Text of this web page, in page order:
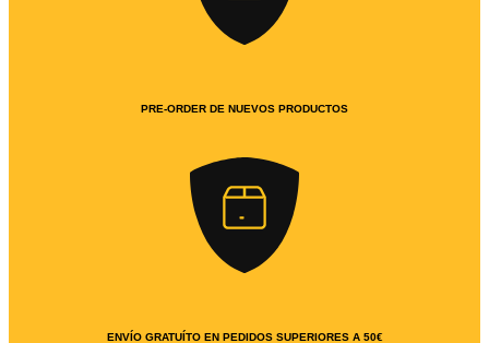
PRE-ORDER DE NUEVOS PRODUCTOS
ENVÍO GRATUÍTO EN PEDIDOS SUPERIORES A 50€